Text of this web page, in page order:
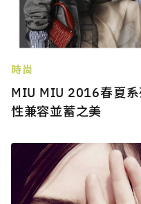
時尚
MIU MIU 2016春夏
性兼容並蓄之美